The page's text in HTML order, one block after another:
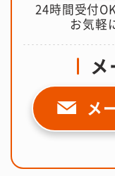
24時間受付
お気軽
メ